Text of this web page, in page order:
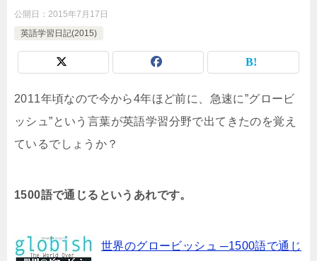
公開日： 2015年7月17日
英語学習日記(2015)
2011年頃なので今から4年ほど前に、急速に”グロービ
ッシュ”という言葉が英語学習分野で出てきたのを覚え
ているでしょうか？
1500語で通じるというあれです。
世界のグロービッシュ ─1500語で通じ